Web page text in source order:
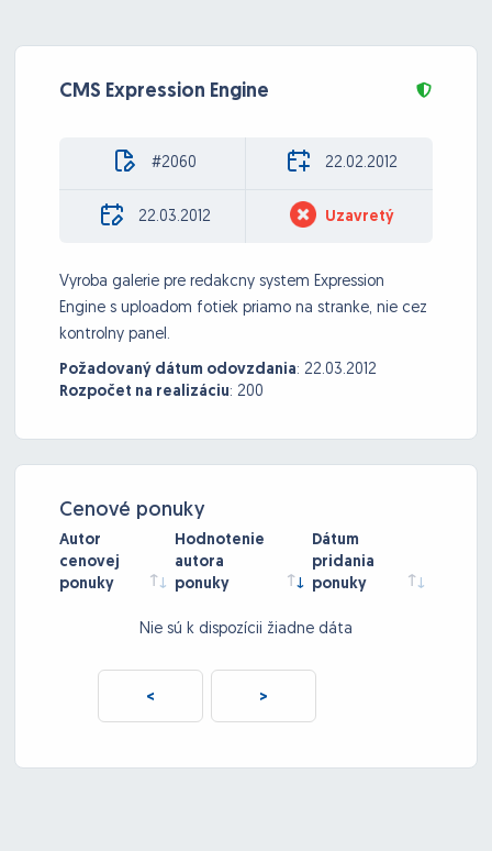
CMS Expression Engine
#2060 22.02.2012
22.03.2012 Uzavretý
Vyroba galerie pre redakcny system Expression
Engine s uploadom fotiek priamo na stranke, nie cez
kontrolny panel.
Požadovaný dátum odovzdania: 22.03.2012
Rozpočet na realizáciu: 200
Cenové ponuky
Autor
cenovej
ponuky
Hodnotenie
autora
ponuky
Dátum
pridania
ponuky
Nie sú k dispozícii žiadne dáta
< >